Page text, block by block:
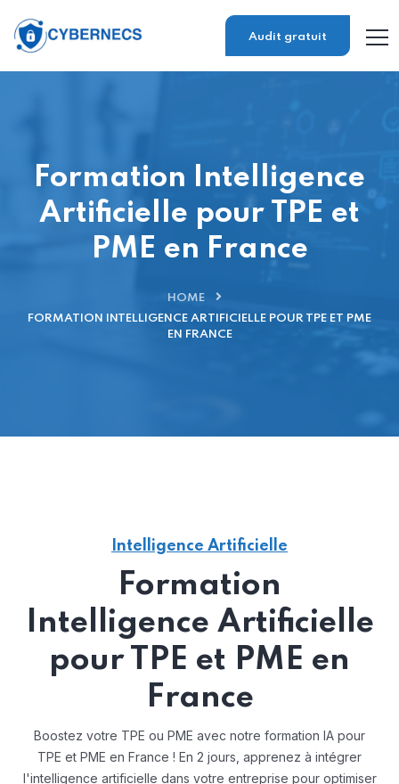
Audit gratuit
Formation Intelligence
Artificielle pour TPE et
PME en France
HOME
FORMATION INTELLIGENCE ARTIFICIELLE POUR TPE ET PME
EN FRANCE
Intelligence Artificielle
Formation
Intelligence Artificielle
pour TPE et PME en
France
Boostez votre TPE ou PME avec notre formation IA pour
TPE et PME en France ! En 2 jours, apprenez à intégrer
l'intelligence artificielle dans votre entreprise pour optimiser